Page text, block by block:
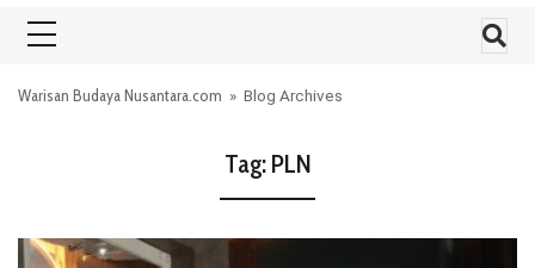
Warisan Budaya Nusantara.com » Blog Archives
Tag:PLN